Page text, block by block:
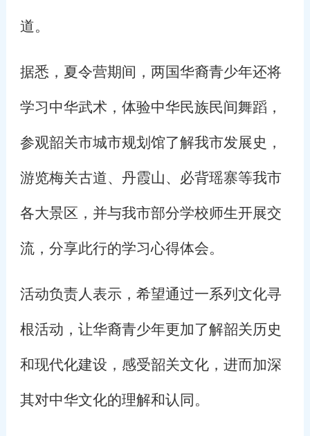
道。
据悉，夏令营期间，两国华裔青少年还将
学习中华武术，体验中华民族民间舞蹈，
参观韶关市城市规划馆了解我市发展史，
游览梅关古道、丹霞山、必背瑶寨等我市
各大景区，并与我市部分学校师生开展交
流，分享此行的学习心得体会。
活动负责人表示，希望通过一系列文化寻
根活动，让华裔青少年更加了解韶关历史
和现代化建设，感受韶关文化，进而加深
其对中华文化的理解和认同。